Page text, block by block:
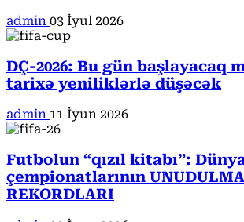
admin 03 İyul 2026
DÇ-2026: Bu gün başlayacaq
tarixə yeniliklərlə düşəcək
admin 11 İyun 2026
Futbolun “qızıl kitabı”:
çempionatlarının
REKORDLARI